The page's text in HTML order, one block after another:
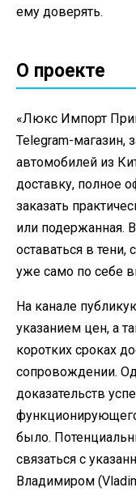
ему доверять.
О проекте
«Люкс Импорт
Telegram-магазин,
автомобилей из
доставку, полное
заказать
или подержанная.
оставаться в тени,
уже само по себе
На канале
указанием цен, а
коротких сроках
сопровождении.
доказательств
было.
связаться с
Владимиром